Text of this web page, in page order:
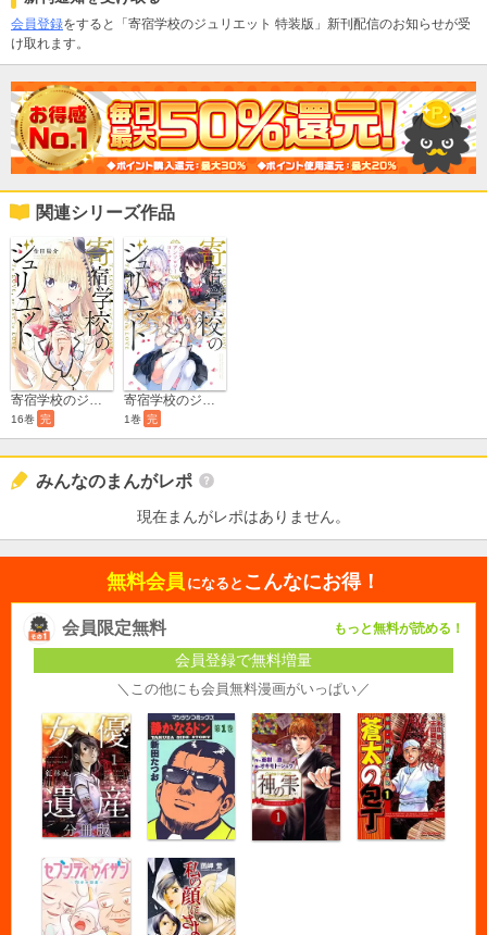
会員登録をすると「寄宿学校のジュリエット 特装版」新刊配信のお知らせが受
け取れます。
関連シリーズ作品
寄宿学校のジュリエット
16巻 完 1巻 完
みんなのまんがレポ
現在まんがレポはありません。
無料会員 になると こんなにお得！
会員限定無料 もっと無料が読める！
会員登録で無料増量
＼この他にも会員無料漫画がいっぱい／